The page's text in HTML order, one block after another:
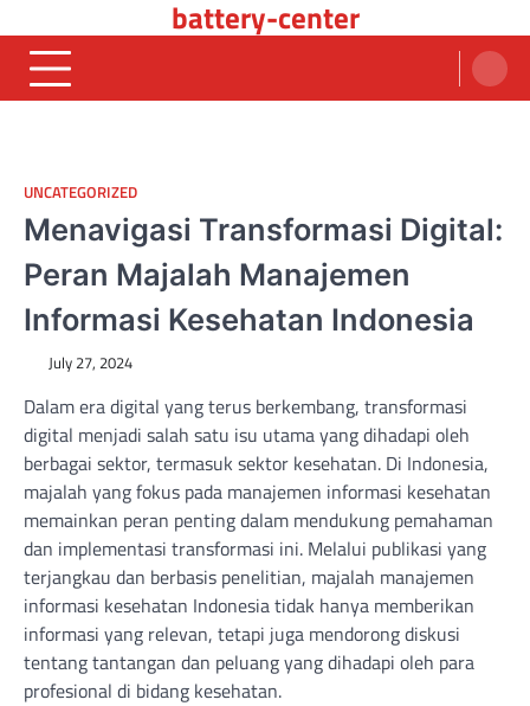
to
content
battery-center
UNCATEGORIZED
Menavigasi Transformasi Digital:
Peran Majalah Manajemen
Informasi Kesehatan Indonesia
July 27, 2024
Dalam era digital yang terus berkembang, transformasi
digital menjadi salah satu isu utama yang dihadapi oleh
berbagai sektor, termasuk sektor kesehatan. Di Indonesia,
majalah yang fokus pada manajemen informasi kesehatan
memainkan peran penting dalam mendukung pemahaman
dan implementasi transformasi ini. Melalui publikasi yang
terjangkau dan berbasis penelitian, majalah manajemen
informasi kesehatan Indonesia tidak hanya memberikan
informasi yang relevan, tetapi juga mendorong diskusi
tentang tantangan dan peluang yang dihadapi oleh para
profesional di bidang kesehatan.